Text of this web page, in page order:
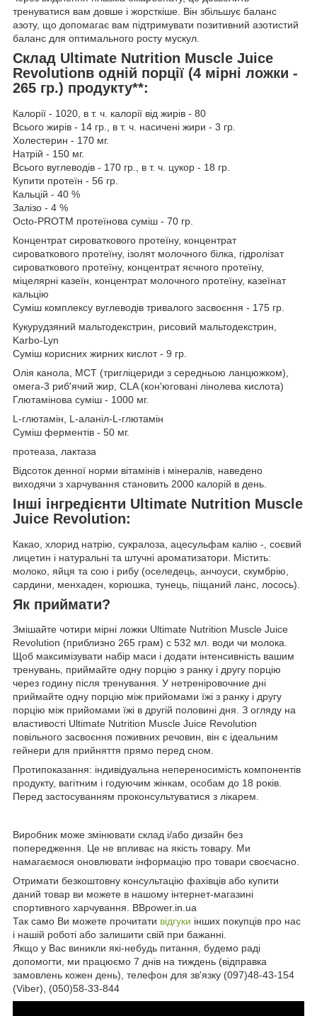
тренуватися вам довше і жорсткіше. Він збільшує баланс
азоту, що допомагає вам підтримувати позитивний азотистий
баланс для оптимального росту мускул.
Склад Ultimate Nutrition Muscle Juice
Revolutionв одній порції (4 мірні ложки -
265 гр.) продукту**:
Калорії - 1020, в т. ч. калорії від жирів - 80
Всього жирів - 14 гр., в т. ч. насичені жири - 3 гр.
Холестерин - 170 мг.
Натрій - 150 мг.
Всього вуглеводів - 170 гр., в т. ч. цукор - 18 гр.
Купити протеїн - 56 гр.
Кальцій - 40 %
Залізо - 4 %
Octo-PROTM протеїнова суміш - 70 гр.
Концентрат сироваткового протеїну, концентрат
сироваткового протеїну, ізолят молочного білка, гідролізат
сироваткового протеїну, концентрат яєчного протеїну,
міцелярні казеїн, концентрат молочного протеїну, казеїнат
кальцію
Суміш комплексу вуглеводів тривалого засвоєння - 175 гр.
Кукурудзяний мальтодекстрин, рисовий мальтодекстрин,
Karbo-Lyn
Суміш корисних жирних кислот - 9 гр.
Олія канола, MCT (тригліцериди з середньою ланцюжком),
омега-3 риб'ячий жир, CLA (кон'юговані лінолева кислота)
Глютамінова суміш - 1000 мг.
L-глютамін, L-аланіл-L-глютамін
Суміш ферментів - 50 мг.
протеаза, лактаза
Відсоток денної норми вітамінів і мінералів, наведено
виходячи з харчування становить 2000 калорій в день.
Інші інгредієнти Ultimate Nutrition Muscle
Juice Revolution:
Какао, хлорид натрію, сукралоза, ацесульфам калію -, соєвий
лицетин і натуральні та штучні ароматизатори. Містить:
молоко, яйця та сою і рибу (оселедець, анчоуси, скумбрію,
сардини, менхаден, корюшка, тунець, піщаний ланс, лосось).
Як приймати?
Змішайте чотири мірні ложки Ultimate Nutrition Muscle Juice
Revolution (приблизно 265 грам) c 532 мл. води чи молока.
Щоб максимізувати набір маси і додати інтенсивність вашим
тренувань, приймайте одну порцію з ранку і другу порцію
через годину після тренування. У нетреніровочние дні
приймайте одну порцію між прийомами їжі з ранку і другу
порцію між прийомами їжі в другій половині дня. З огляду на
властивості Ultimate Nutrition Muscle Juice Revolution
повільного засвоєння поживних речовин, він є ідеальним
гейнери для прийняття прямо перед сном.
Протипоказання: індивідуальна непереносимість компонентів
продукту, вагітним і годуючим жінкам, особам до 18 років.
Перед застосуванням проконсультуватися з лікарем.
Виробник може змінювати склад і/або дизайн без
попередження. Це не впливає на якість товару. Ми
намагаємося оновлювати інформацію про товари своєчасно.
Отримати безкоштовну консультацію фахівців або купити
даний товар ви можете в нашому інтернет-магазині
спортивного харчування. BBpower.in.ua
Так само Ви можете прочитати відгуки інших покупців про нас
і нашій роботі або залишити свій при бажанні.
Якщо у Вас виникли які-небудь питання, будемо раді
допомогти, ми працюємо 7 днів на тиждень (відправка
замовлень кожен день), телефон для зв'язку (097)48-43-154
(Viber), (050)58-33-844